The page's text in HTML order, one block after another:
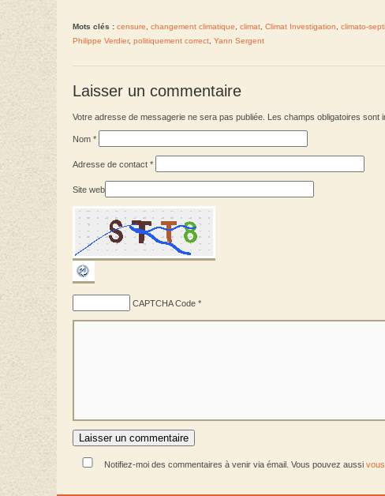
Mots clés : censure changement climatique climat Climat Investigation climato-
Philippe Verdier, politiquement correct Yann Sergent
Laisser un commentaire
Votre adresse de messagerie ne sera pas publiée. Les champs obligatoires sont
Nom *
Adresse de contact *
Site web
CAPTCHA Code *
Notifiez-moi des commentaires à venir via émail. Vous pouvez aussi